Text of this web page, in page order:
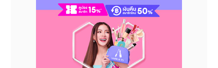
เหตุผลที่นักธุรกิจและอินฟลูเอนเซอร์เลือก
Bee-th.com
เร็ว — ยอดขึ้นภายในไม่กี่นาที